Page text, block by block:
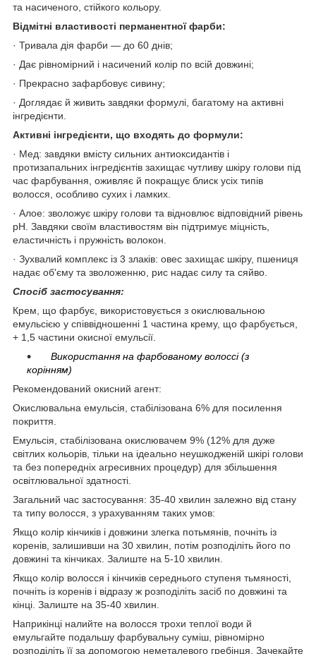
та насиченого, стійкого кольору.
Відмітні властивості перманентної фарби:
· Тривала дія фарби — до 60 днів;
· Дає рівномірний і насичений колір по всій довжині;
· Прекрасно зафарбовує сивину;
· Доглядає й живить завдяки формулі, багатому на активні
інгредієнти.
Активні інгредієнти, що входять до формули:
· Мед: завдяки вмісту сильних антиоксидантів і
протизапальних інгредієнтів захищає чутливу шкіру голови під
час фарбування, оживляє й покращує блиск усіх типів
волосся, особливо сухих і ламких.
· Алое: зволожує шкіру голови та відновлює відповідний рівень
pH. Завдяки своїм властивостям він підтримує міцність,
еластичність і пружність волокон.
· Зухвалий комплекс із 3 злаків: овес захищає шкіру, пшениця
надає об'єму та зволоженню, рис надає силу та сяйво.
Спосіб застосування:
Крем, що фарбує, використовується з окислювальною
емульсією у співвідношенні 1 частина крему, що фарбується,
+ 1,5 частини окисної емульсії.
Використання на фарбованому волоссі (з
корінням)
Рекомендований окисний агент:
Окислювальна емульсія, стабілізована 6% для посилення
покриття.
Емульсія, стабілізована окислювачем 9% (12% для дуже
світлих кольорів, тільки на ідеально неушкодженій шкірі голови
та без попередніх агресивних процедур) для збільшення
освітлювальної здатності.
Загальний час застосування: 35-40 хвилин залежно від стану
та типу волосся, з урахуванням таких умов:
Якщо колір кінчиків і довжини злегка потьмянів, почніть із
коренів, залишивши на 30 хвилин, потім розподіліть його по
довжині та кінчиках. Залиште на 5-10 хвилин.
Якщо колір волосся і кінчиків середнього ступеня тьмяності,
почніть із коренів і відразу ж розподіліть засіб по довжині та
кінці. Залиште на 35-40 хвилин.
Наприкінці налийте на волосся трохи теплої води й
емульгайте подальшу фарбувальну суміш, рівномірно
розподіліть її за допомогою неметалевого гребінця. Зачекайте